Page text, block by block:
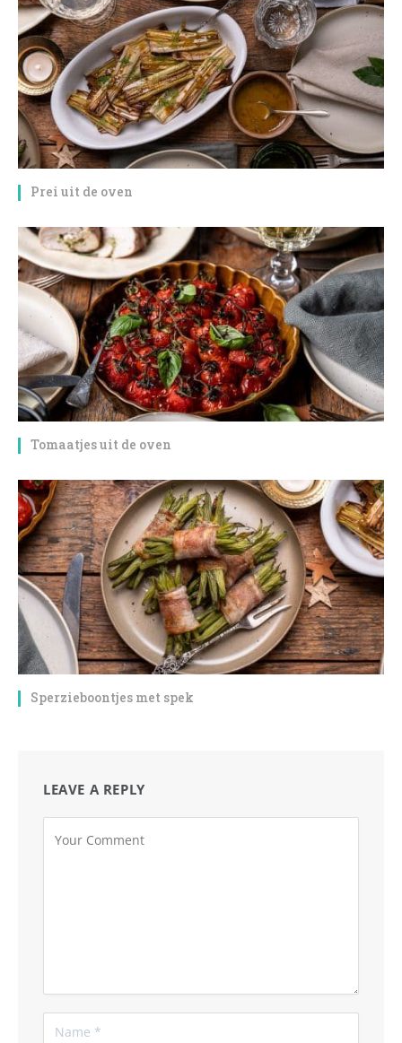
Prei uit de oven
Tomaatjes uit de oven
Sperzieboontjes met spek
LEAVE A REPLY